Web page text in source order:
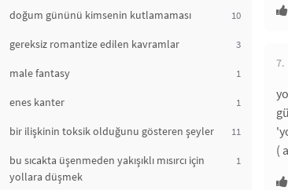
doğum gününü kimsenin kutlamaması 10
gereksiz romantize edilen kavramlar 3
male fantasy 1
enes kanter 1
bir ilişkinin toksik olduğunu gösteren şeyler 11
bu sıcakta üşenmeden yakışıklı mısırcı için
yollara düşmek
1
7.
(